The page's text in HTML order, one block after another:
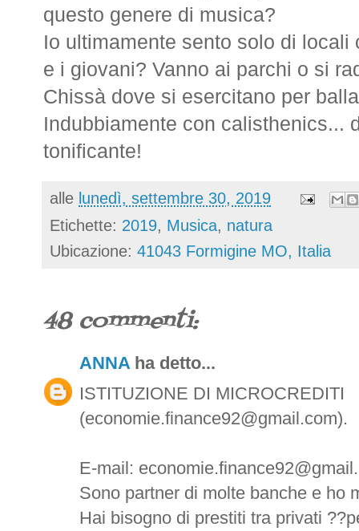
questo genere di musica?
Io ultimamente sento solo di
e i giovani? Vanno ai parchi o si
Chissà dove si esercitano per
Indubbiamente con calisthenics...
tonificante!
alle lunedì, settembre 30, 2019
Etichette: 2019, Musica, natura
Ubicazione: 41043 Formigine MO, Italia
48 commenti:
ANNA ha detto...
ISTITUZIONE DI MICROCREDITI
(economie.finance92@gmail.com).
E-mail:
Sono partner di molte banche e ho
Hai bisogno di prestiti tra privati